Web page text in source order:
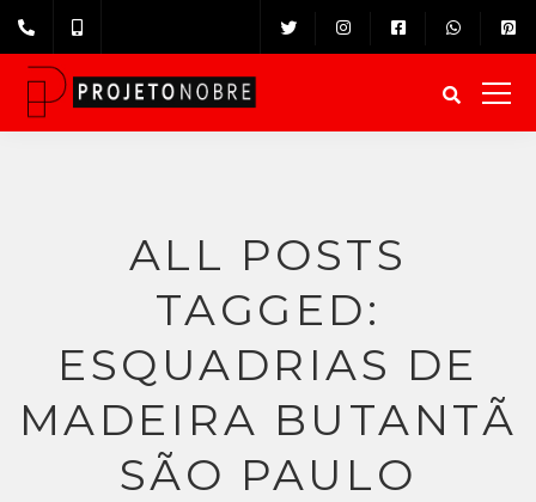
ALL POSTS
TAGGED:
ESQUADRIAS DE
MADEIRA BUTANTÃ
SÃO PAULO